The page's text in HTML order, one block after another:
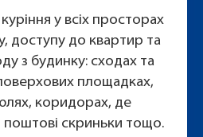
у всіх просторах
доступу до квартир та
з будинку: сходах та
площадках,
коридорах, де
поштові скриньки тощо.